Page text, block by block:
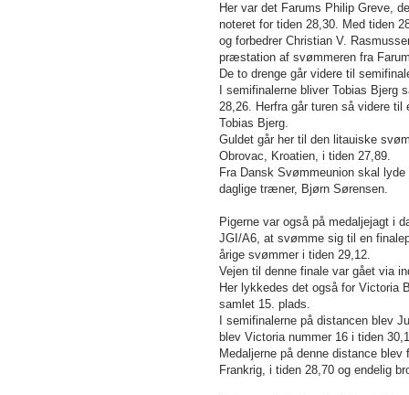
Her var det Farums Philip Greve,
noteret for tiden 28,30. Med tiden
og forbedrer Christian V.
præstation af svømmeren fra
De to drenge går videre til
I semifinalerne bliver Tobias
28,26. Herfra går turen så videre
Tobias Bjerg.
Guldet går her til den litauiske
Obrovac, Kroatien, i tiden 27,89.
Fra Dansk Svømmeunion skal
daglige træner, Bjørn Sørensen.
Pigerne var også på medaljejagt i
JGI/A6, at svømme sig til en
årige svømmer i tiden 29,12.
Vejen til denne finale var gået via
Her lykkedes det også for Victoria
samlet 15. plads.
I semifinalerne på distancen blev
blev Victoria nummer 16 i tiden
Medaljerne på denne distance
Frankrig, i tiden 28,70 og endelig